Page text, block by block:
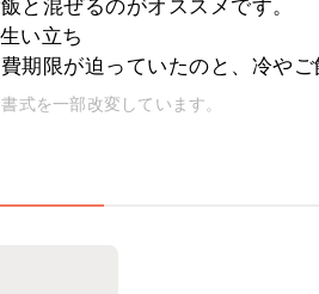
と混ぜるのがオススメです。
い立ち
期限が迫っていたのと、冷や
式を一部改変しています。